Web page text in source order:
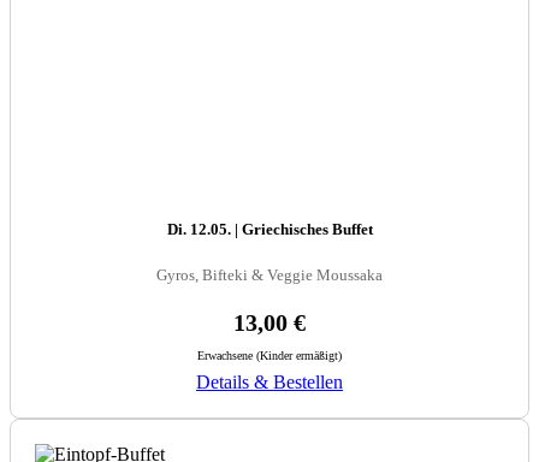
Di. 12.05. | Griechisches Buffet
Gyros, Bifteki & Veggie Moussaka
13,00 €
Erwachsene (Kinder ermäßigt)
Details & Bestellen